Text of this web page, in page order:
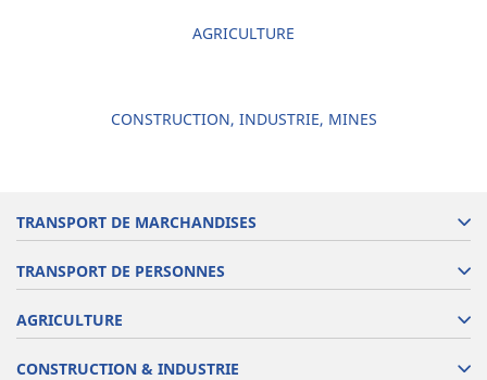
AGRICULTURE
CONSTRUCTION, INDUSTRIE, MINES
TRANSPORT DE MARCHANDISES
TRANSPORT DE PERSONNES
AGRICULTURE
CONSTRUCTION & INDUSTRIE